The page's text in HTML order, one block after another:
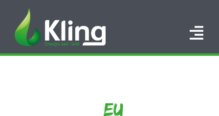
springen
EU